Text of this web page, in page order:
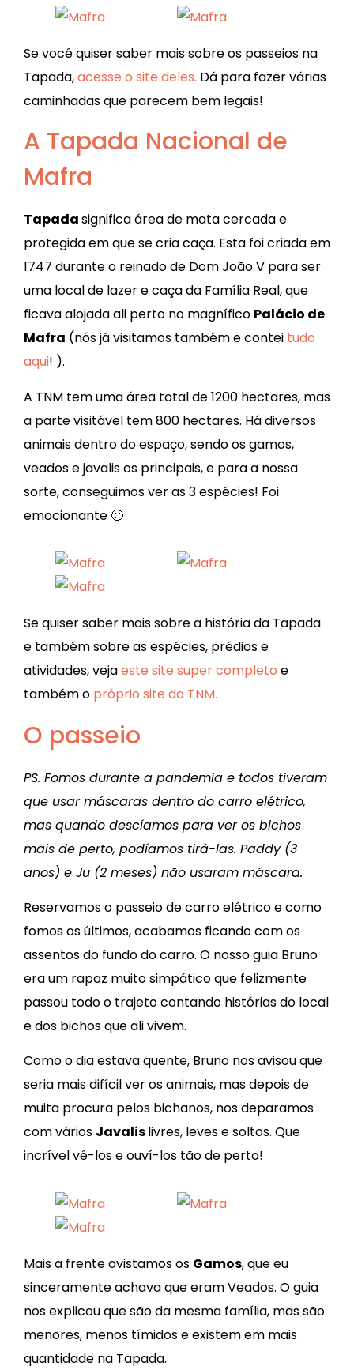
Se você quiser saber mais sobre os passeios na
Tapada,acesse o site deles. Dá para fazer várias
caminhadas que parecem bem legais!
A Tapada Nacional de
Mafra
Tapadasignifica área de mata cercada e
protegida em que se cria caça. Esta foi criada em
1747 durante o reinado de Dom João V para ser
uma local de lazer e caça da Família Real, que
ficava alojada ali perto no magnífico Palácio de
Mafra (nós já visitamos também e contei tudo
aqui! ).
A TNM tem uma área total de 1200 hectares, mas
a parte visitável tem 800 hectares. Há diversos
animais dentro do espaço, sendo os gamos,
veados e javalis os principais, e para a nossa
sorte, conseguimos ver as 3 espécies! Foi
emocionante 🙂
Se quiser saber mais sobre a história da Tapada
e também sobre as espécies, prédios e
atividades, vejaeste site super completo e
também o próprio site da TNM.
O passeio
PS. Fomos durante a pandemia e todos tiveram
que usar máscaras dentro do carro elétrico,
mas quando descíamos para ver os bichos
mais de perto, podíamos tirá-las. Paddy (3
anos) e Ju (2 meses) não usaram máscara.
Reservamos o passeio de carro elétrico e como
fomos os últimos, acabamos ficando com os
assentos do fundo do carro. O nosso guia Bruno
era um rapaz muito simpático que felizmente
passou todo o trajeto contando histórias do local
e dos bichos que ali vivem.
Como o dia estava quente, Bruno nos avisou que
seria mais difícil ver os animais, mas depois de
muita procura pelos bichanos, nos deparamos
com vários Javalislivres, leves e soltos. Que
incrível vê-los e ouví-los tão de perto!
Mais a frente avistamos os Gamos, que eu
sinceramente achava que eram Veados. O guia
nos explicou que são da mesma família, mas são
menores, menos tímidos e existem em mais
quantidade na Tapada.